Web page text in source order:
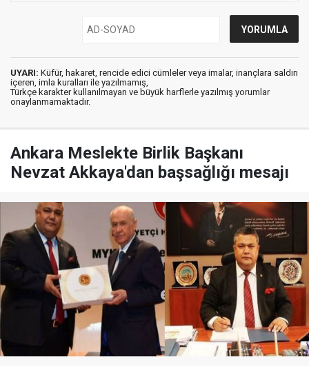
UYARI: Küfür, hakaret, rencide edici cümleler veya imalar, inançlara saldırı
içeren, imla kuralları ile yazılmamış,
Türkçe karakter kullanılmayan ve büyük harflerle yazılmış yorumlar
onaylanmamaktadır.
Ankara Meslekte Birlik Başkanı
Nevzat Akkaya'dan başsağlığı mesajı